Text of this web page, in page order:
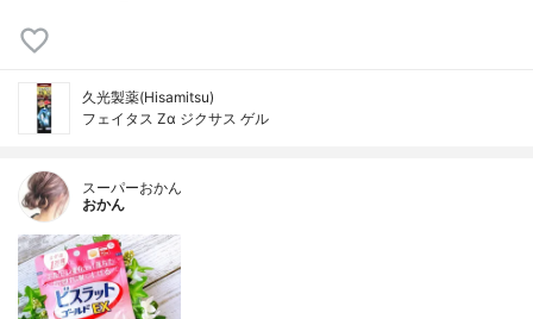
久光製薬(Hisamitsu)
フェイタス Zα ジクサス ゲル
スーパーおかん
おかん